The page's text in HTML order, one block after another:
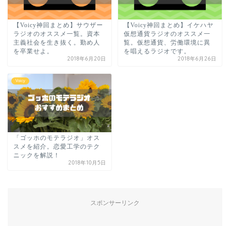
【Voicy神回まとめ】サウザー
ラジオのオススメ一覧。資本
主義社会を生き抜く。勤め人
を卒業せよ。
2018年6月20日
【Voicy神回まとめ】イケハヤ
仮想通貨ラジオのオススメ一
覧。仮想通貨、労働環境に異
を唱えるラジオです。
2018年6月26日
Voicy
「ゴッホのモテラジオ」オス
スメを紹介。恋愛工学のテク
ニックを解説！
2018年10月5日
スポンサーリンク